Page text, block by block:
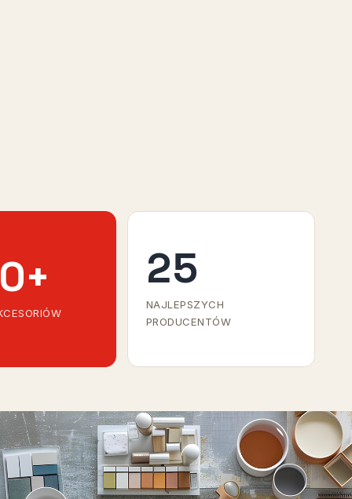
+ 25
NAJLEPSZYCH
PRODUCENTÓW